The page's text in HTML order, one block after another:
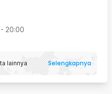
- 20:00
lainnya Selengkapnya